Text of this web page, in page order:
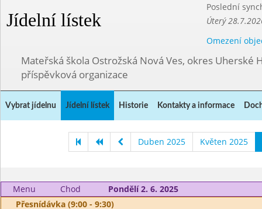
Jídelní lístek
Poslední
Úterý
Omezení
Mateřská škola Ostrožská Nová Ves, okres Uherské
příspěvková organizace
Vybrat jídelnu Jídelní lístek Historie Kontakty a informace
Duben 2025 Květen 2025
Menu Chod
Pondělí 2. 6. 2025
Přesnídávka (9:00 - 9:30)